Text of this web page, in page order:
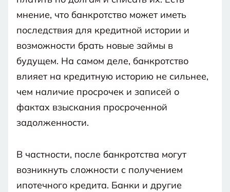
Да,
больше
Нет,
меньше
к
процедуре
банкротства.
Да,
РФ
гражданин
РФ.
уголовной
статье
“о
мошенничестве”
Не
суд
не
примет
ваше
признает
вас
недобросовестным
процедуры.
Номер
телефона
Нажимая
на
кнопку,
я
соглашаюсь
на
данных
с
правилами
пользования
привлекались
по
ст.159
УК
РФ
нашей
статье.
Начать
сначала
Узнать
подробнее
ваше
признает
вас
недобросовестным
в
ходе
процедуры.
мнение, что банкротство может иметь
последствия для кредитной истории и
возможности брать новые займы в
будущем. На самом деле, банкротство
влияет на кредитную историю не сильнее,
чем наличие просрочек и записей о
фактах взыскания просроченной
задолженности.
В частности, после банкротства могут
возникнуть сложности с получением
ипотечного кредита. Банки и другие